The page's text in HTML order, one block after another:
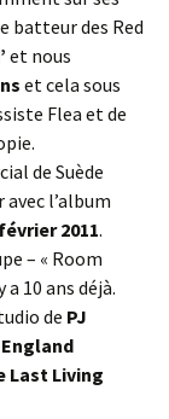
batteur des Red
et nous
et cela sous
Flea et de
de Suède
l’album
février 2011.
– « Room
10 ans déjà.
de PJ
Last Living